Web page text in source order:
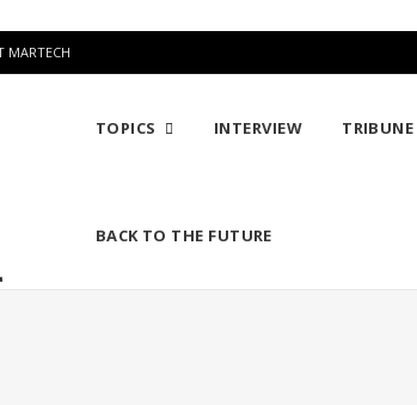
MARTECH
TOPICS INTERVIEW TRIBUNE
BACK TO THE FUTURE